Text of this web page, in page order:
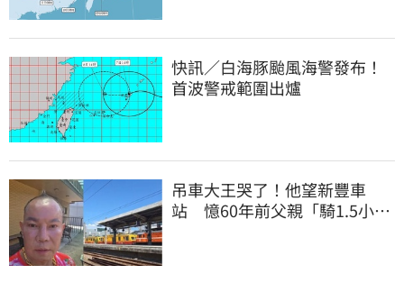
快訊／白海豚颱風海警發布！
首波警戒範圍出爐
吊車大王哭了！他望新豐車
站 憶60年前父親「騎1.5小時